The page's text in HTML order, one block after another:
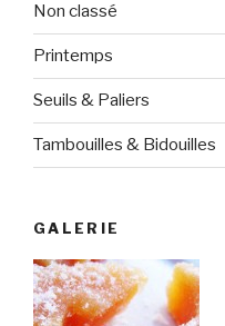
Non classé
Printemps
Seuils & Paliers
Tambouilles & Bidouilles
GALERIE